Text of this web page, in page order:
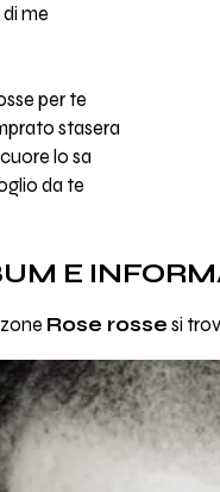
me
per te
stasera
lo sa
da te
E
Rose rosse si